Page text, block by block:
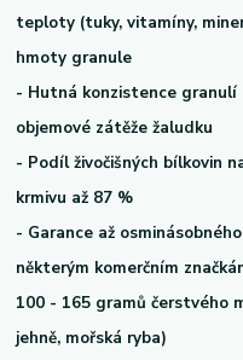
teploty (tuky, vitamíny,
hmoty granule
- Hutná konzistence
objemové zátěže žaludku
- Podíl živočišných bílkovin
krmivu až 87 %
- Garance až
některým komerčním
100 - 165 gramů čerstvého
jehně, mořská ryba)